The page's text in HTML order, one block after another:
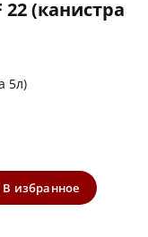
(канистра
5л)
В избранное